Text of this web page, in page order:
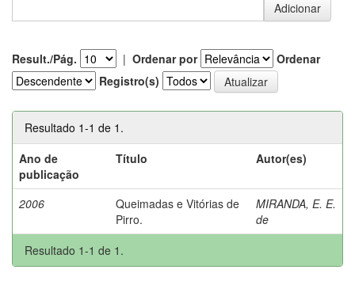
Result./Pág. | Ordenar por
Ordenar
Registro(s)
Resultado 1-1 de 1.
Ano de
publicação
Título Autor(es)
2006
Queimadas e Vitórias de
Pirro.
MIRANDA, E. E.
de
Resultado 1-1 de 1.